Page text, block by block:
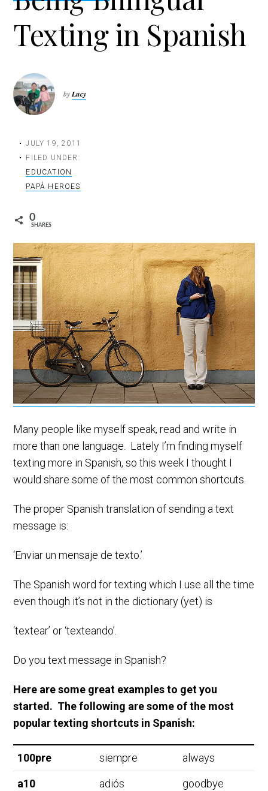
Texting in Spanish
byLucy
JULY 19, 2011
FILED UNDER:
EDUCATION
PAPÁ HEROES
0
SHARES
Many people like myself speak, read and write in
more than one language. Lately I’m finding myself
texting more in Spanish, so this week I thought I
would share some of the most common shortcuts.
The proper Spanish translation of sending a text
message is:
‘Enviar un mensaje de texto.’
The Spanish word for texting which I use all the time
even though it’s not in the dictionary (yet) is
‘textear’ or ‘texteando’.
Do you text message in Spanish?
Here are some great examples to get you
started. The following are some of the most
popular texting shortcuts in Spanish:
100pre siempre always
a10 adiós goodbye